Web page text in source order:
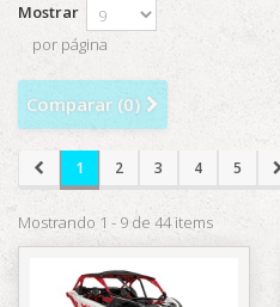
Mostrar
por página
Comparar (0)
1 2 3 4 5
Mostrando 1 - 9 de 44 items